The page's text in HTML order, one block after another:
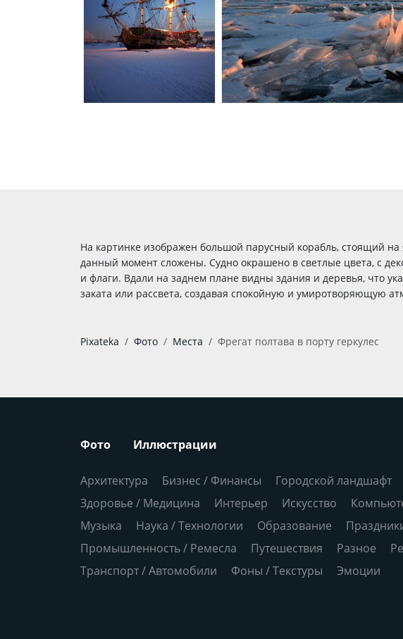
На картинке изображен большой парусный корабль, стоящий
данный момент сложены. Судно окрашено в светлые цвета, с
и флаги. Вдали на заднем плане видны здания и деревья, что
заката или рассвета, создавая спокойную и умиротворяющую
Pixateka Фото Места Фрегат полтава в порту геркулес
Фото Иллюстрации
Архитектура Бизнес / Финансы Городской ландшафт
Здоровье / Медицина
Интерьер Искусство
Музыка
Наука / Технологии Образование
Промышленность / Ремесла
Путешествия Разное
Транспорт / Автомобили
Фоны / Текстуры Эмоции